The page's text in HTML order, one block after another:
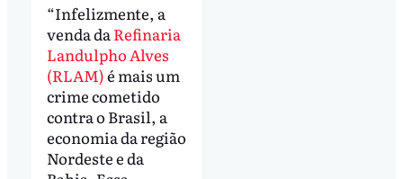
“Infelizmente, a
venda da Refinaria
Landulpho Alves
(RLAM)é mais um
crime cometido
contra o Brasil, a
economia da região
Nordeste e da